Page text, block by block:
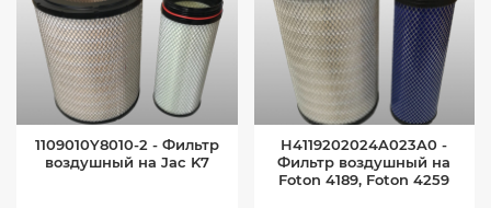
1109010Y8010-2 - Фильтр
воздушный на Jac K7
H4119202024A023A0 -
Фильтр воздушный на
Foton 4189, Foton 4259